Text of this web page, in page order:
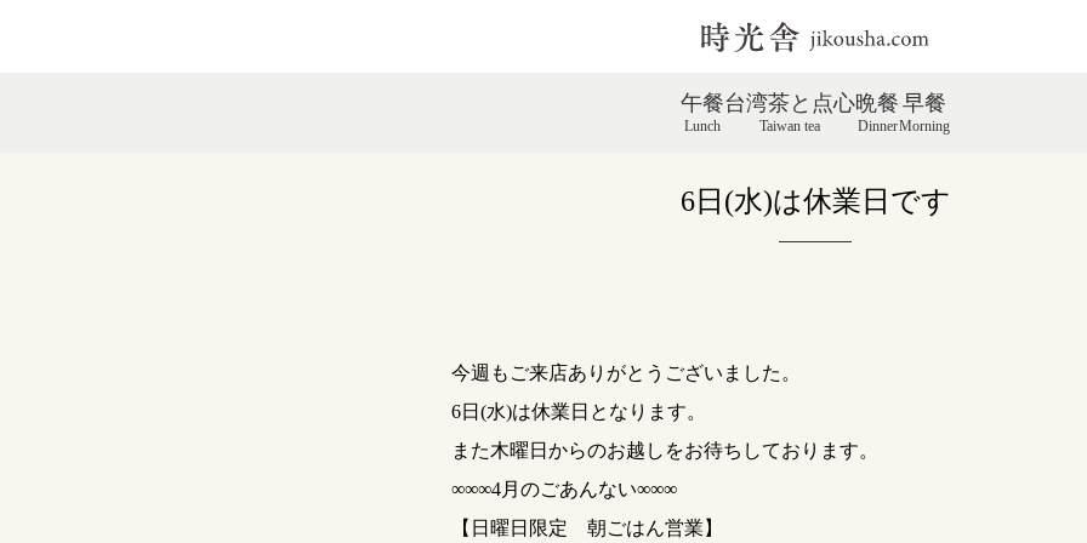
午餐
Lunch
台湾茶と点心
Taiwan tea
晩餐
Dinner
早餐
Morning
6日(水)は休業日です
今週もご来店ありがとうございました。
6日(水)は休業日となります。
また木曜日からのお越しをお待ちしております。
∞∞∞4月のごあんない∞∞∞
【日曜日限定 朝ごはん営業】